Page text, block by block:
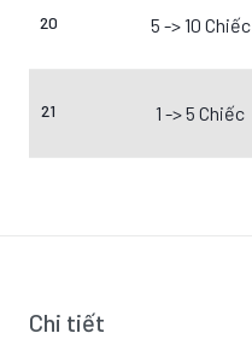
20 5 -> 10 Chiếc
21 1 -> 5 Chiếc
Chi tiết